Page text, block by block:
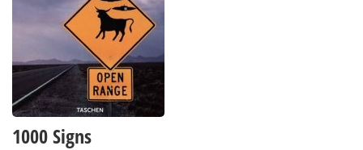
1000 Signs